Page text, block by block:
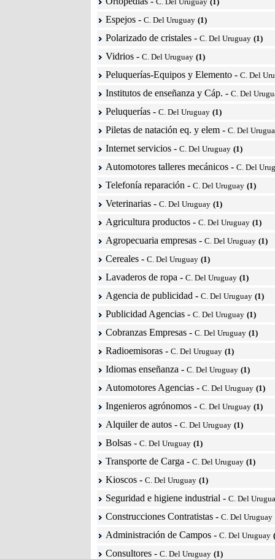
Espejos - C. Del Uruguay (1)
Polarizado de cristales - C. Del Uruguay (1)
Vidrios - C. Del Uruguay (1)
Peluquerías-Equipos y Elemento - C. Del
Institutos de enseñanza y Cáp. - C. Del
Peluquerías - C. Del Uruguay (1)
Piletas de natación eq. y elem - C. Del
Internet servicios - C. Del Uruguay (1)
Automotores talleres mecánicos - C. Del
Telefonía reparación - C. Del Uruguay (1)
Veterinarias - C. Del Uruguay (1)
Agricultura productos - C. Del Uruguay (1)
Agropecuaria empresas - C. Del Uruguay (1)
Cereales - C. Del Uruguay (1)
Lavaderos de ropa - C. Del Uruguay (1)
Agencia de publicidad - C. Del Uruguay (1)
Publicidad Agencias - C. Del Uruguay (1)
Cobranzas Empresas - C. Del Uruguay (1)
Radioemisoras - C. Del Uruguay (1)
Idiomas enseñanza - C. Del Uruguay (1)
Automotores Agencias - C. Del Uruguay (1)
Ingenieros agrónomos - C. Del Uruguay (1)
Alquiler de autos - C. Del Uruguay (1)
Bolsas - C. Del Uruguay (1)
Transporte de Carga - C. Del Uruguay (1)
Kioscos - C. Del Uruguay (1)
Seguridad e higiene industrial - C. Del
Construcciones Contratistas - C. Del Uruguay
Administración de Campos - C. Del Uruguay
Consultores - C. Del Uruguay (1)